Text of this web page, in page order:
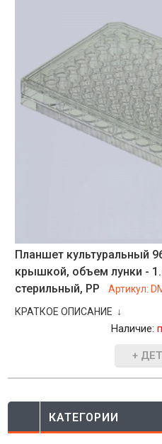
Планшет культуральный
крышкой, объем лунки -
стерильный, РР
Артикул:
КРАТКОЕ ОПИСАНИЕ ↓
Наличие:
+
КАТЕГОРИИ